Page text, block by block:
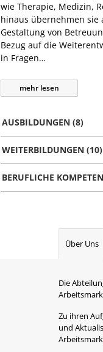
wie Therapie, Medizin,
hinaus übernehmen
Gestaltung von
Bezug auf die
in Fragen…
mehr lesen
AUSBILDUNGEN (8)
WEITERBILDUNGEN (10)
BERUFLICHE
Über Uns
Die
Zu ihren
und